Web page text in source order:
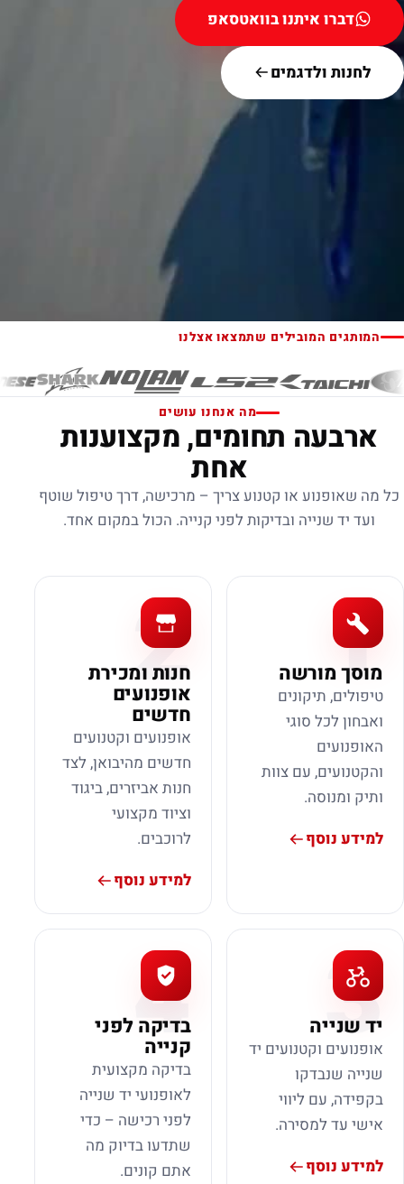
דברו איתנו בוואטסאפ
לחנות ולדגמים
המותגים המובילים שתמצאו אצלנו
מה אנחנו עושים
ארבעה תחומים, מקצוענות
אחת
כל מה שאופנוע או קטנוע צריך – מרכישה, דרך טיפול שוטף
ועד יד שנייה ובדיקות לפני קנייה. הכול במקום אחד.
1
מוסך מורשה
טיפולים, תיקונים
ואבחון לכל סוגי
האופנועים
והקטנועים, עם צוות
ותיק ומנוסה.
למידע נוסף
2
חנות ומכירת
אופנועים
חדשים
אופנועים וקטנועים
חדשים מהיבואן, לצד
חנות אביזרים, ביגוד
וציוד מקצועי
לרוכבים.
למידע נוסף
3
יד שנייה
אופנועים וקטנועים יד
שנייה שנבדקו
בקפידה, עם ליווי
אישי עד למסירה.
למידע נוסף
4
בדיקה לפני
קנייה
בדיקה מקצועית
לאופנועי יד שנייה
לפני רכישה – כדי
שתדעו בדיוק מה
אתם קונים.